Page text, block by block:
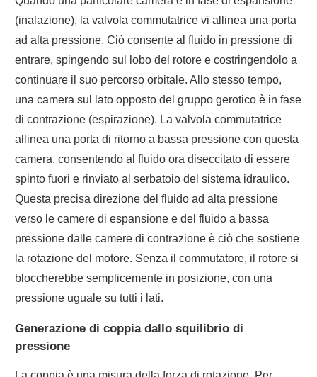
(inalazione), la valvola commutatrice vi allinea una porta
ad alta pressione. Ciò consente al fluido in pressione di
entrare, spingendo sul lobo del rotore e costringendolo a
continuare il suo percorso orbitale. Allo stesso tempo,
una camera sul lato opposto del gruppo gerotico è in fase
di contrazione (espirazione). La valvola commutatrice
allinea una porta di ritorno a bassa pressione con questa
camera, consentendo al fluido ora diseccitato di essere
spinto fuori e rinviato al serbatoio del sistema idraulico.
Questa precisa direzione del fluido ad alta pressione
verso le camere di espansione e del fluido a bassa
pressione dalle camere di contrazione è ciò che sostiene
la rotazione del motore. Senza il commutatore, il rotore si
bloccherebbe semplicemente in posizione, con una
pressione uguale su tutti i lati.
Generazione di coppia dallo squilibrio di
pressione